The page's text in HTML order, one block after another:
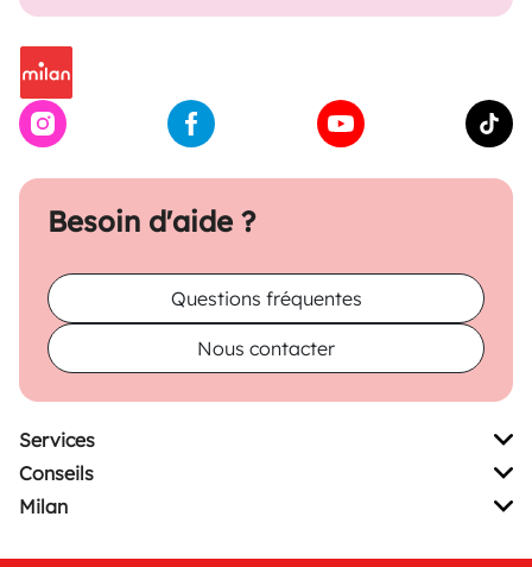
Besoin d'aide ?
Questions fréquentes
Nous contacter
Services
Conseils
Milan